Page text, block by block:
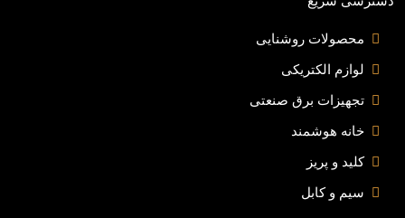
محصولات روشنایی
لوازم الکتریکی
تجهیزات برق صنعتی
خانه هوشمند
کلید و پریز
سیم و کابل